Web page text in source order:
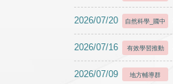
2026/07/20 自然科學_國中
2026/07/16 有效學習推動
2026/07/09 地方輔導群